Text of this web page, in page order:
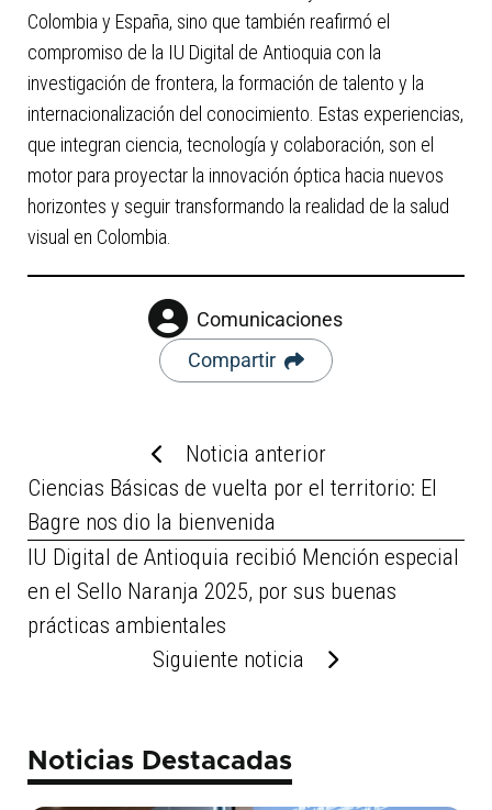
Colombia y España, sino que también reafirmó el
compromiso de la IU Digital de Antioquia con la
investigación de frontera, la formación de talento y la
internacionalización del conocimiento. Estas experiencias,
que integran ciencia, tecnología y colaboración, son el
motor para proyectar la innovación óptica hacia nuevos
horizontes y seguir transformando la realidad de la salud
visual en Colombia.
Comunicaciones
Compartir
Noticia anterior
Ciencias Básicas de vuelta por el territorio: El
Bagre nos dio la bienvenida
IU Digital de Antioquia recibió Mención especial
en el Sello Naranja 2025, por sus buenas
prácticas ambientales
Siguiente noticia
Noticias Destacadas